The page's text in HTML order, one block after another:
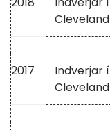
Cleveland
2017
Indverjar í
Cleveland